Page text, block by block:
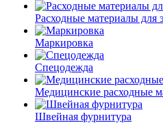
Расходные материалы для
Маркировка
Спецодежда
Медицинские расходные
Швейная фурнитура